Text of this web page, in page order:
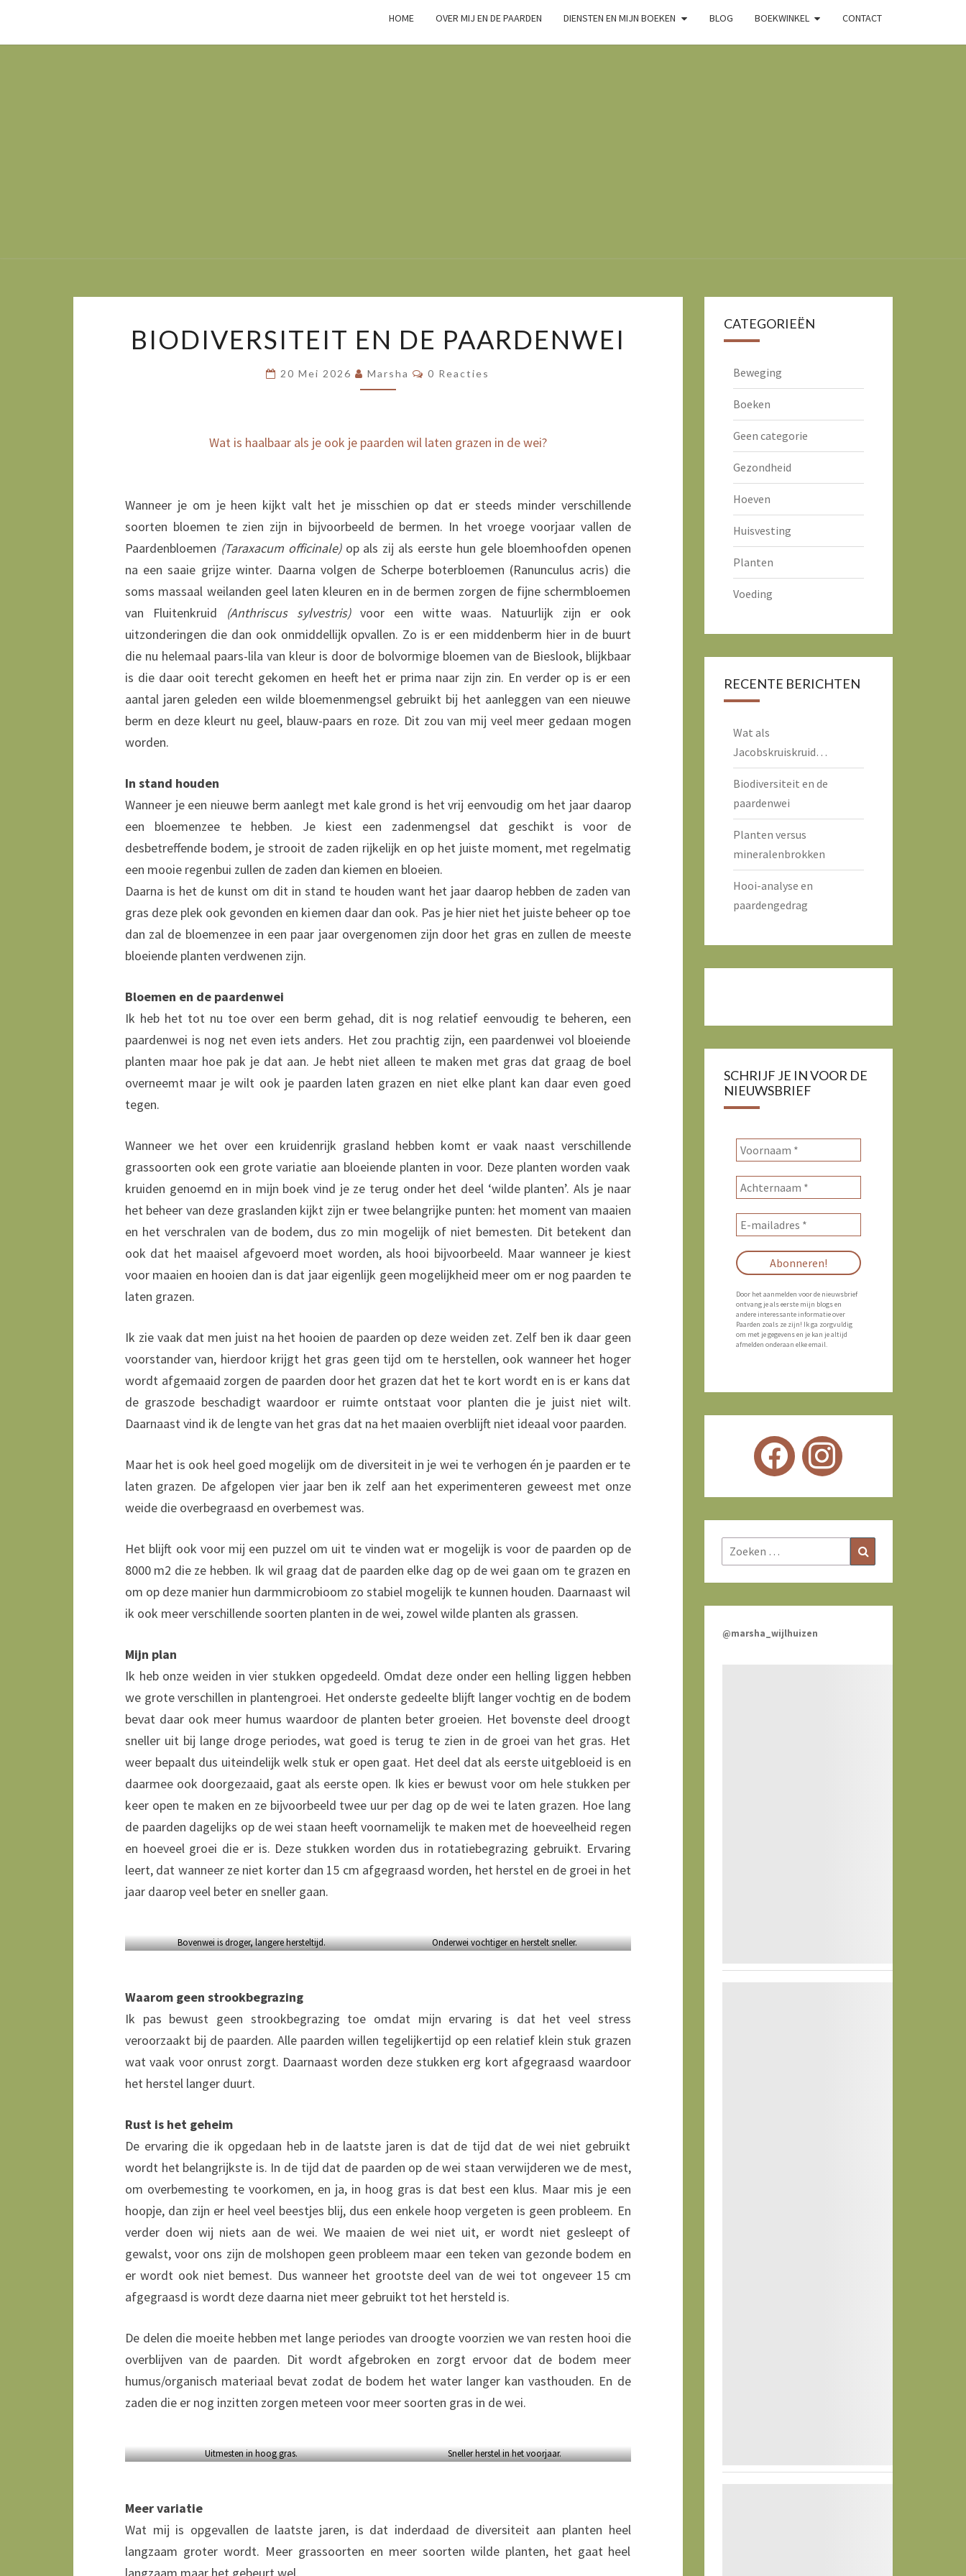
HOME OVER MIJ EN DE PAARDEN DIENSTEN EN MIJN BOEKEN BLOG BOEKWINKEL CONTACT
EN
BIODIVERSITEIT EN DE PAARDENWEI
20 Mei 2026 Marsha Reacties
0 Reacties
Wat is haalbaar als je ook je paarden wil laten grazen in de wei?
Wanneer je om je heen kijkt valt het je misschien op dat er steeds minder verschillende
soorten bloemen te zien zijn in bijvoorbeeld de bermen. In het vroege voorjaar vallen de
Paardenbloemen (Taraxacum officinale)op als zij als eerste hun gele bloemhoofden openen
na een saaie grijze winter. Daarna volgen de Scherpe boterbloemen (Ranunculus acris) die
soms massaal weilanden geel laten kleuren en in de bermen zorgen de fijne schermbloemen
van Fluitenkruid (Anthriscus sylvestris)voor een witte waas. Natuurlijk zijn er ook
uitzonderingen die dan ook onmiddellijk opvallen. Zo is er een middenberm hier in de buurt
die nu helemaal paars-lila van kleur is door de bolvormige bloemen van de Bieslook, blijkbaar
is die daar ooit terecht gekomen en heeft het er prima naar zijn zin. En verder op is er een
aantal jaren geleden een wilde bloemenmengsel gebruikt bij het aanleggen van een nieuwe
berm en deze kleurt nu geel, blauw-paars en roze. Dit zou van mij veel meer gedaan mogen
worden.
In stand houden
Wanneer je een nieuwe berm aanlegt met kale grond is het vrij eenvoudig om het jaar daarop
een bloemenzee te hebben. Je kiest een zadenmengsel dat geschikt is voor de
desbetreffende bodem, je strooit de zaden rijkelijk en op het juiste moment, met regelmatig
een mooie regenbui zullen de zaden dan kiemen en bloeien.
Daarna is het de kunst om dit in stand te houden want het jaar daarop hebben de zaden van
gras deze plek ook gevonden en kiemen daar dan ook. Pas je hier niet het juiste beheer op toe
dan zal de bloemenzee in een paar jaar overgenomen zijn door het gras en zullen de meeste
bloeiende planten verdwenen zijn.
Bloemen en de paardenwei
Ik heb het tot nu toe over een berm gehad, dit is nog relatief eenvoudig te beheren, een
paardenwei is nog net even iets anders. Het zou prachtig zijn, een paardenwei vol bloeiende
planten maar hoe pak je dat aan. Je hebt niet alleen te maken met gras dat graag de boel
overneemt maar je wilt ook je paarden laten grazen en niet elke plant kan daar even goed
tegen.
Wanneer we het over een kruidenrijk grasland hebben komt er vaak naast verschillende
grassoorten ook een grote variatie aan bloeiende planten in voor. Deze planten worden vaak
kruiden genoemd en in mijn boek vind je ze terug onder het deel ‘wilde planten’. Als je naar
het beheer van deze graslanden kijkt zijn er twee belangrijke punten: het moment van maaien
en het verschralen van de bodem, dus zo min mogelijk of niet bemesten. Dit betekent dan
ook dat het maaisel afgevoerd moet worden, als hooi bijvoorbeeld. Maar wanneer je kiest
voor maaien en hooien dan is dat jaar eigenlijk geen mogelijkheid meer om er nog paarden te
laten grazen.
Ik zie vaak dat men juist na het hooien de paarden op deze weiden zet. Zelf ben ik daar geen
voorstander van, hierdoor krijgt het gras geen tijd om te herstellen, ook wanneer het hoger
wordt afgemaaid zorgen de paarden door het grazen dat het te kort wordt en is er kans dat
de graszode beschadigt waardoor er ruimte ontstaat voor planten die je juist niet wilt.
Daarnaast vind ik de lengte van het gras dat na het maaien overblijft niet ideaal voor paarden.
Maar het is ook heel goed mogelijk om de diversiteit in je wei te verhogen én je paarden er te
laten grazen. De afgelopen vier jaar ben ik zelf aan het experimenteren geweest met onze
weide die overbegraasd en overbemest was.
Het blijft ook voor mij een puzzel om uit te vinden wat er mogelijk is voor de paarden op de
8000 m2 die ze hebben. Ik wil graag dat de paarden elke dag op de wei gaan om te grazen en
om op deze manier hun darmmicrobioom zo stabiel mogelijk te kunnen houden. Daarnaast wil
ik ook meer verschillende soorten planten in de wei, zowel wilde planten als grassen.
Mijn plan
Ik heb onze weiden in vier stukken opgedeeld. Omdat deze onder een helling liggen hebben
we grote verschillen in plantengroei. Het onderste gedeelte blijft langer vochtig en de bodem
bevat daar ook meer humus waardoor de planten beter groeien. Het bovenste deel droogt
sneller uit bij lange droge periodes, wat goed is terug te zien in de groei van het gras. Het
weer bepaalt dus uiteindelijk welk stuk er open gaat. Het deel dat als eerste uitgebloeid is en
daarmee ook doorgezaaid, gaat als eerste open. Ik kies er bewust voor om hele stukken per
keer open te maken en ze bijvoorbeeld twee uur per dag op de wei te laten grazen. Hoe lang
de paarden dagelijks op de wei staan heeft voornamelijk te maken met de hoeveelheid regen
en hoeveel groei die er is. Deze stukken worden dus in rotatiebegrazing gebruikt. Ervaring
leert, dat wanneer ze niet korter dan 15 cm afgegraasd worden, het herstel en de groei in het
jaar daarop veel beter en sneller gaan.
Bovenwei is droger, langere hersteltijd. Onderwei vochtiger en herstelt sneller.
Waarom geen strookbegrazing
Ik pas bewust geen strookbegrazing toe omdat mijn ervaring is dat het veel stress
veroorzaakt bij de paarden. Alle paarden willen tegelijkertijd op een relatief klein stuk grazen
wat vaak voor onrust zorgt. Daarnaast worden deze stukken erg kort afgegraasd waardoor
het herstel langer duurt.
Rust is het geheim
De ervaring die ik opgedaan heb in de laatste jaren is dat de tijd dat de wei niet gebruikt
wordt het belangrijkste is. In de tijd dat de paarden op de wei staan verwijderen we de mest,
om overbemesting te voorkomen, en ja, in hoog gras is dat best een klus. Maar mis je een
hoopje, dan zijn er heel veel beestjes blij, dus een enkele hoop vergeten is geen probleem. En
verder doen wij niets aan de wei. We maaien de wei niet uit, er wordt niet gesleept of
gewalst, voor ons zijn de molshopen geen probleem maar een teken van gezonde bodem en
er wordt ook niet bemest. Dus wanneer het grootste deel van de wei tot ongeveer 15 cm
afgegraasd is wordt deze daarna niet meer gebruikt tot het hersteld is.
De delen die moeite hebben met lange periodes van droogte voorzien we van resten hooi die
overblijven van de paarden. Dit wordt afgebroken en zorgt ervoor dat de bodem meer
humus/organisch materiaal bevat zodat de bodem het water langer kan vasthouden. En de
zaden die er nog inzitten zorgen meteen voor meer soorten gras in de wei.
Uitmesten in hoog gras. Sneller herstel in het voorjaar.
Meer variatie
Wat mij is opgevallen de laatste jaren, is dat inderdaad de diversiteit aan planten heel
langzaam groter wordt. Meer grassoorten en meer soorten wilde planten, het gaat heel
CATEGORIEËN
Beweging
Boeken
Geen categorie
Gezondheid
Hoeven
Huisvesting
Planten
Voeding
RECENTE BERICHTEN
Wat als
Jacobskruiskruid…
Biodiversiteit en de
paardenwei
Planten versus
mineralenbrokken
Hooi-analyse en
paardengedrag
SCHRIJF JE IN VOOR DE
NIEUWSBRIEF
Door het aanmelden voor de nieuwsbrief
ontvang je als eerste mijn blogs en
andere interessante informatie over
Paarden zoals ze zijn! Ik ga zorgvuldig
om met je gegevens en je kan je altijd
afmelden onderaan elke email.
Zoeken
naar:
@marsha_wijlhuizen